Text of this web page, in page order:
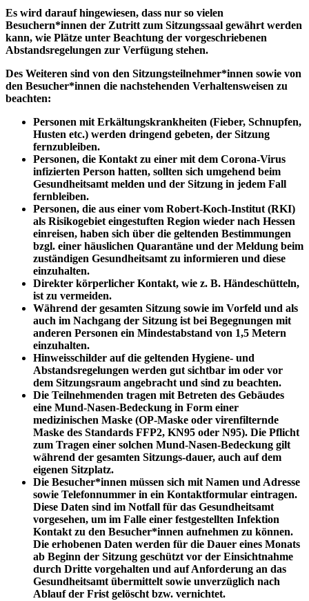
Es wird darauf hingewiesen, dass nur so vielen
Besuchern*innen der Zutritt zum Sitzungssaal gewährt werden
kann, wie Plätze unter Beachtung der vorgeschriebenen
Abstandsregelungen zur Verfügung stehen.
Des Weiteren sind von den Sitzungsteilnehmer*innen sowie von
den Besucher*innen die nachstehenden Verhaltensweisen zu
beachten:
Personen mit Erkältungskrankheiten (Fieber, Schnupfen,
Husten etc.) werden dringend gebeten, der Sitzung
fernzubleiben.
Personen, die Kontakt zu einer mit dem Corona-Virus
infizierten Person hatten, sollten sich umgehend beim
Gesundheitsamt melden und der Sitzung in jedem Fall
fernbleiben.
Personen, die aus einer vom Robert-Koch-Institut (RKI)
als Risikogebiet eingestuften Region wieder nach Hessen
einreisen, haben sich über die geltenden Bestimmungen
bzgl. einer häuslichen Quarantäne und der Meldung beim
zuständigen Gesundheitsamt zu informieren und diese
einzuhalten.
Direkter körperlicher Kontakt, wie z. B. Händeschütteln,
ist zu vermeiden.
Während der gesamten Sitzung sowie im Vorfeld und als
auch im Nachgang der Sitzung ist bei Begegnungen mit
anderen Personen ein Mindestabstand von 1,5 Metern
einzuhalten.
Hinweisschilder auf die geltenden Hygiene- und
Abstandsregelungen werden gut sichtbar im oder vor
dem Sitzungsraum angebracht und sind zu beachten.
Die Teilnehmenden tragen mit Betreten des Gebäudes
eine Mund-Nasen-Bedeckung in Form einer
medizinischen Maske (OP-Maske oder virenfilternde
Maske des Standards FFP2, KN95 oder N95). Die Pflicht
zum Tragen einer solchen Mund-Nasen-Bedeckung gilt
während der gesamten Sitzungs-dauer, auch auf dem
eigenen Sitzplatz.
Die Besucher*innen müssen sich mit Namen und Adresse
sowie Telefonnummer in ein Kontaktformular eintragen.
Diese Daten sind im Notfall für das Gesundheitsamt
vorgesehen, um im Falle einer festgestellten Infektion
Kontakt zu den Besucher*innen aufnehmen zu können.
Die erhobenen Daten werden für die Dauer eines Monats
ab Beginn der Sitzung geschützt vor der Einsichtnahme
durch Dritte vorgehalten und auf Anforderung an das
Gesundheitsamt übermittelt sowie unverzüglich nach
Ablauf der Frist gelöscht bzw. vernichtet.